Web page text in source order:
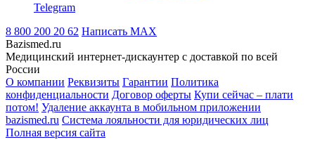
Telegram
8 800 200 20 62 Написать MAX
Bazismed.ru
Медицинский интернет-дискаунтер с доставкой по всей
России
О компании Реквизиты Гарантии Политика
конфиденциальности Договор оферты Купи сейчас – плати
потом! Удаление аккаунта в мобильном приложении
bazismed.ru Система лояльности для юридических лиц
Полная версия сайта